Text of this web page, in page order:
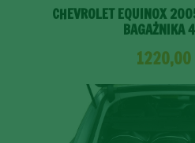
CHEVROLET EQUINOX
BAGAŻNIKA
1220,00